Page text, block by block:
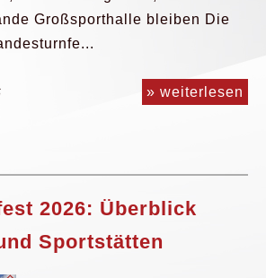
Großsporthalle bleiben Die
» weiterlesen
2026: Überblick
Sportstätten